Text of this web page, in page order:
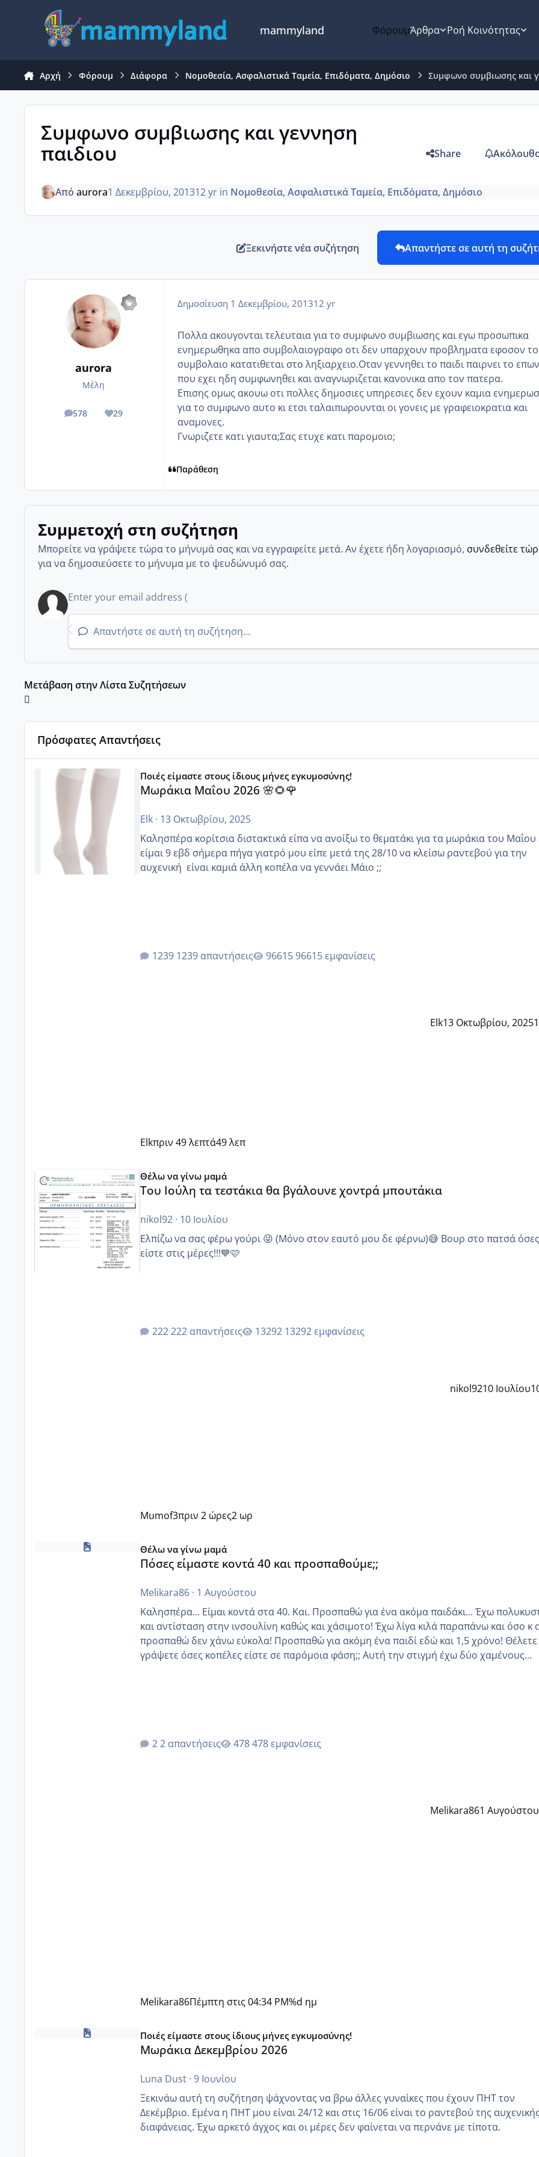
Μετάβαση σε περιεχόμενο
mammyland ΦόρουμΆρθρα Ροή Κοινότητας
Αρχή Φόρουμ Διάφορα Νομοθεσία, Ασφαλιστικά Ταμεία, Επιδόματα, Δημόσιο Συμφωνο συμβιωσης και
Συμφωνο συμβιωσης και γεννηση
παιδιου
Share
Απόaurora1 Δεκεμβρίου, 201312 yr in Νομοθεσία, Ασφαλιστικά Ταμεία, Επιδόματα, Δημόσιο
Ξεκινήστε νέα συζήτηση Απαντήστε σε αυτή τη
aurora
Μέλη
578
posts 29
Reputation
Δημοσίευση 1 Δεκεμβρίου, 201312 yr
Πολλα ακουγονται τελευταια για το συμφωνο συμβιωσης και εγω προσωπικα
ενημερωθηκα απο συμβολαιογραφο οτι δεν υπαρχουν προβληματα εφοσον το
συμβολαιο κατατιθεται στο ληξιαρχειο.Οταν γεννηθει το παιδι παιρνει το
που εχει ηδη συμφωνηθει και αναγνωριζεται κανονικα απο τον πατερα.
Επισης ομως ακουω οτι πολλες δημοσιες υπηρεσιες δεν εχουν καμια
για το συμφωνο αυτο κι ετσι ταλαιπωρουνται οι γονεις με γραφειοκρατια και
αναμονες.
Γνωριζετε κατι γιαυτα;Σας ετυχε κατι παρομοιο;
Παράθεση
Συμμετοχή στη συζήτηση
Μπορείτε να γράψετε τώρα το μήνυμά σας και να εγγραφείτε μετά. Αν έχετε ήδη λογαριασμό, συνδεθείτε
για να δημοσιεύσετε το μήνυμα με το ψευδώνυμό σας.
Απαντήστε σε αυτή τη συζήτηση...
Μετάβαση στην Λίστα Συζητήσεων
Πρόσφατες Απαντήσεις
Μωράκια Μαΐου 2026 🌸🌻🌹
Ποιές είμαστε στους ίδιους μήνες εγκυμοσύνης!
Μωράκια Μαΐου 2026 🌸🌻🌹
Elk· 13 Οκτωβρίου, 2025
Καλησπέρα κορίτσια διστακτικά είπα να ανοίξω το θεματάκι για τα μωράκια του Μαΐου εγώ
είμαι 9 εβδ σήμερα πήγα γιατρό μου είπε μετά της 28/10 να κλείσω ραντεβού για την
αυχενική είναι καμιά άλλη κοπέλα να γεννάει Μάιο ;;
1239 απαντήσεις 96615 εμφανίσεις
Elk13 Οκτωβρίου, 2025
Elkπριν 49 λεπτά49 λεπ
Θέλω να γίνω μαμά
Του Ιούλη τα τεστάκια θα βγάλουνε χοντρά μπουτάκια
nikol92· 10 Ιουλίου
Ελπίζω να σας φέρω γούρι 😜 (Μόνο στον εαυτό μου δε φέρνω)😅 Βουρ στο πατσά όσες
είστε στις μέρες!!!💙🩷
222 απαντήσεις 13292 εμφανίσεις
nikol9210 Ιουλίου
Mumof3πριν 2 ώρες2 ωρ
Πόσες είμαστε κοντά 40 και προσπαθούμε;;
Θέλω να γίνω μαμά
Πόσες είμαστε κοντά 40 και προσπαθούμε;;
Melikara86· 1 Αυγούστου
Καλησπέρα... Είμαι κοντά στα 40. Και. Προσπαθώ για ένα ακόμα παιδάκι... Έχω πολυκυστικές
και αντίσταση στην ινσουλίνη καθώς και χάσιμοτο! Έχω λίγα κιλά παραπάνω και όσο κ
προσπαθώ δεν χάνω εύκολα! Προσπαθώ για ακόμη ένα παιδί εδώ και 1,5 χρόνο! Θέλετε να
γράψετε όσες κοπέλες είστε σε παρόμοια φάση;; Αυτή την στιγμή έχω δύο χαμένους
2 απαντήσεις 478 εμφανίσεις
Melikara861 Αυγούστου
Melikara86Πέμπτη στις 04:34 PM%d ημ
Μωράκια Δεκεμβρίου 2026
Ποιές είμαστε στους ίδιους μήνες εγκυμοσύνης!
Μωράκια Δεκεμβρίου 2026
Luna Dust· 9 Ιουνίου
Ξεκινάω αυτή τη συζήτηση ψάχνοντας να βρω άλλες γυναίκες που έχουν ΠΗΤ τον
Δεκέμβριο. Εμένα η ΠΗΤ μου είναι 24/12 και στις 16/06 είναι το ραντεβού της αυχενικής
διαφάνειας. Έχω αρκετό άγχος και οι μέρες δεν φαίνεται να περνάνε με τίποτα.